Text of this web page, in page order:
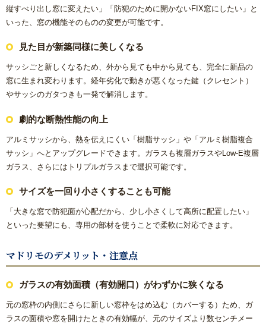
水まわり機器人気リフォームメーカー
水まわりリフォーム 人気ランキング
概算見積もり
ご相談から施工完了の流れ
【マンション向け】大特価セット
【戸建て向け】大特価セット
【数量限定3台】大特価キッチン
【数量限定3台】大特価トイレ
激安！プチリフォーム
会社概要
縦すべり出し窓に変えたい」「防犯のために開かないFIX窓にしたい」と
いった、窓の機能そのものの変更が可能です。
見た目が新築同様に美しくなる
サッシごと新しくなるため、外から見ても中から見ても、完全に新品の
窓に生まれ変わります。経年劣化で動きが悪くなった鍵（クレセント）
やサッシのガタつきも一発で解消します。
劇的な断熱性能の向上
アルミサッシから、熱を伝えにくい「樹脂サッシ」や「アルミ樹脂複合
サッシ」へとアップグレードできます。ガラスも複層ガラスやLow-E複層
ガラス、さらにはトリプルガラスまで選択可能です。
サイズを一回り小さくすることも可能
「大きな窓で防犯面が心配だから、少し小さくして高所に配置したい」
といった要望にも、専用の部材を使うことで柔軟に対応できます。
マドリモのデメリット・注意点
ガラスの有効面積（有効開口）がわずかに狭くなる
元の窓枠の内側にさらに新しい窓枠をはめ込む（カバーする）ため、ガ
ラスの面積や窓を開けたときの有効幅が、元のサイズより数センチメー